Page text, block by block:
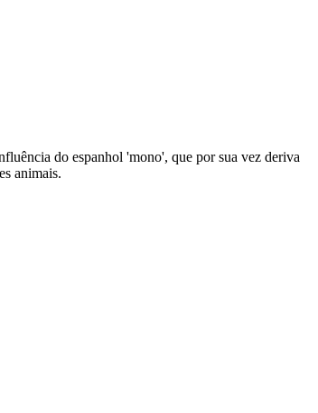
do espanhol 'mono', que por sua vez deriva
animais.